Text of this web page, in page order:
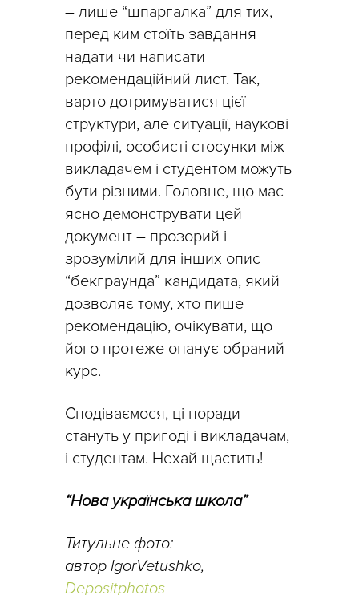
– лише “шпаргалка” для тих,
перед ким стоїть завдання
надати чи написати
рекомендаційний лист. Так,
варто дотримуватися цієї
структури, але ситуації, наукові
профілі, особисті стосунки між
викладачем і студентом можуть
бути різними. Головне, що має
ясно демонструвати цей
документ – прозорий і
зрозумілий для інших опис
“бекграунда” кандидата, який
дозволяє тому, хто пише
рекомендацію, очікувати, що
його протеже опанує обраний
курс.
Сподіваємося, ці поради
стануть у пригоді і викладачам,
і студентам. Нехай щастить!
“Нова українська школа”
Титульне фото:
автор IgorVetushko,
Depositphotos